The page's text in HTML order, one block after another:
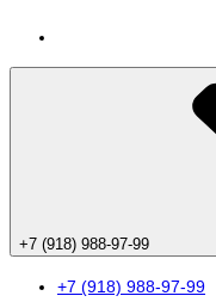
+7 (918) 988-97-99
+7 (918) 988-97-99